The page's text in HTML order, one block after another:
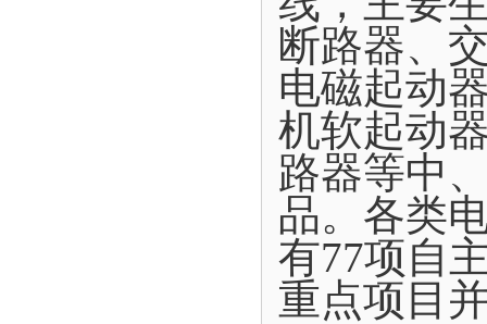
断路器、
电磁起动
机软起动
路器等中
品。各类
有77项自
重点项目